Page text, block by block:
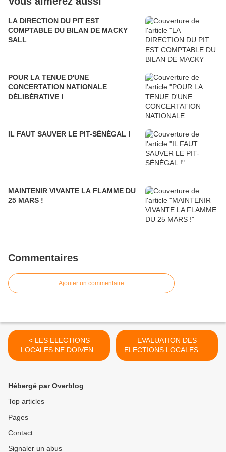
LA DIRECTION DU PIT EST
COMPTABLE DU BILAN DE MACKY
SALL
POUR LA TENUE D'UNE
CONCERTATION NATIONALE
DÉLIBÉRATIVE !
IL FAUT SAUVER LE PIT-SÉNÉGAL !
MAINTENIR VIVANTE LA FLAMME DU
25 MARS !
Commentaires
Ajouter un commentaire
< LES ELECTIONS
LOCALES NE DOIVENT
PAS OCCULTER LE DEBAT
EVALUATION DES
ELECTIONS LOCALES DU
29 JUIN 2014 PAR
Hébergé par Overblog
Top articles
Pages
Contact
Signaler un abus